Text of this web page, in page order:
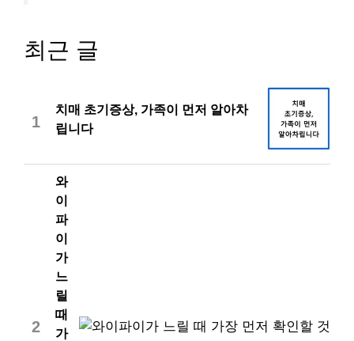
최근 글
1
치매 초기증상, 가족이 먼저 알아차
립니다
2
와
이
파
이
가
느
릴
때
가